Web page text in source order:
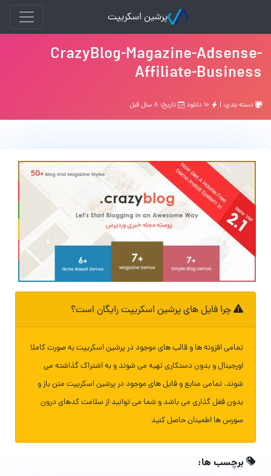
پرشین اسکریپت
CrazyBlog-Magazine-Adsense-
Affiliate-Business
دسته بندی: | تاریخ: ۸ سال قبل
چرا فایل های پرشین اسکریپت رایگان است؟
تمامی افزونه ها و قالب های موجود در پرشین اسکریپت به صورت کاملا
اورجینال و بدون دستکاری تهیه می شوند و به اشتراک گذاشته می
شوند. تمامی منابع و فایل های موجود در پرشین اسکریپت متن باز و
بدون قفل گذاری می باشد و شما می توانید از سلامت کدهای درون
سورس ها اطمینان حاصل کنید
برچسب ها: